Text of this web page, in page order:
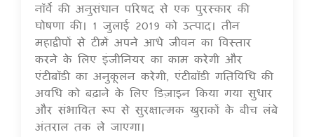
नॉर्वे की अनुसंधान परिषद से एक पुरस्कार की
घोषणा की। 1 जुलाई 2019 को उत्पाद। तीन
महाद्वीपों से टीमें अपने आधे जीवन का विस्तार
करने के लिए इंजीनियर का काम करेगी और
एंटीबॉडी का अनुकूलन करेगी, एंटीबॉडी गतिविधि की
अवधि को बढ़ाने के लिए डिज़ाइन किया गया सुधार
और संभावित रूप से सुरक्षात्मक खुराकों के बीच लंबे
अंतराल तक ले जाएगा।